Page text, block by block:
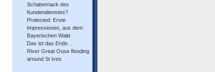
Schabernack des
Kundendienstes?
Protected: Erste
Impressionen, aus dem
Bayerischen Wald
Das ist das Ende…
River Great Ouse flooding
around St Ives